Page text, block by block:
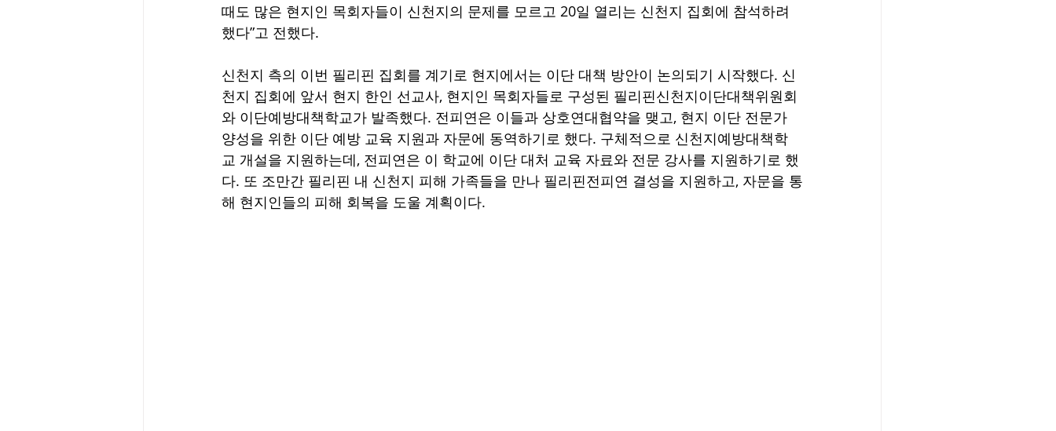
때도 많은 현지인 목회자들이 신천지의 문제를 모르고 20일 열리는 신천지 집회에 참석하려
했다”고 전했다.
신천지 측의 이번 필리핀 집회를 계기로 현지에서는 이단 대책 방안이 논의되기 시작했다. 신
천지 집회에 앞서 현지 한인 선교사, 현지인 목회자들로 구성된 필리핀신천지이단대책위원회
와 이단예방대책학교가 발족했다. 전피연은 이들과 상호연대협약을 맺고, 현지 이단 전문가
양성을 위한 이단 예방 교육 지원과 자문에 동역하기로 했다. 구체적으로 신천지예방대책학
교 개설을 지원하는데, 전피연은 이 학교에 이단 대처 교육 자료와 전문 강사를 지원하기로 했
다. 또 조만간 필리핀 내 신천지 피해 가족들을 만나 필리핀전피연 결성을 지원하고, 자문을 통
해 현지인들의 피해 회복을 도울 계획이다.